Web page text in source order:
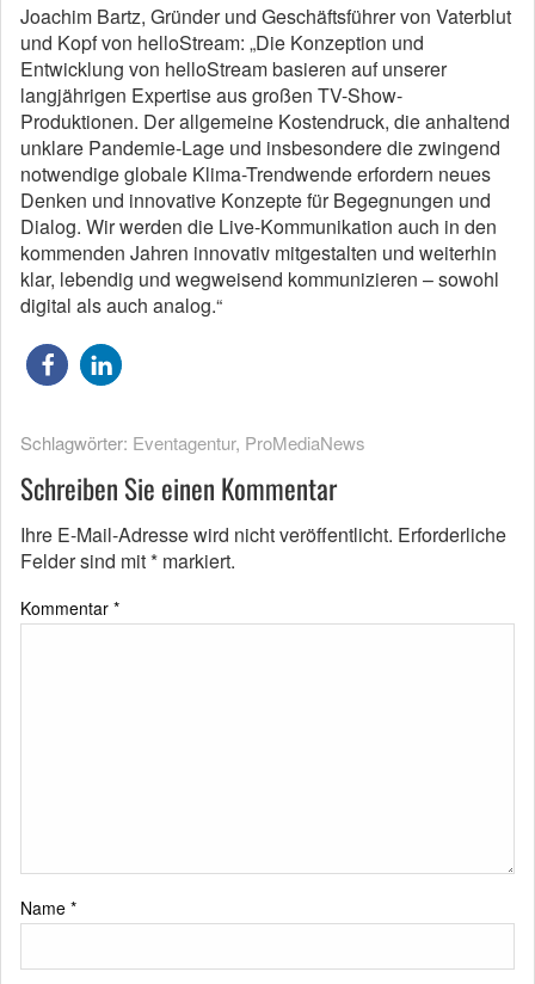
Joachim Bartz, Gründer und Geschäftsführer von Vaterblut
und Kopf von helloStream: „Die Konzeption und
Entwicklung von helloStream basieren auf unserer
langjährigen Expertise aus großen TV-Show-
Produktionen. Der allgemeine Kostendruck, die anhaltend
unklare Pandemie-Lage und insbesondere die zwingend
notwendige globale Klima-Trendwende erfordern neues
Denken und innovative Konzepte für Begegnungen und
Dialog. Wir werden die Live-Kommunikation auch in den
kommenden Jahren innovativ mitgestalten und weiterhin
klar, lebendig und wegweisend kommunizieren – sowohl
digital als auch analog.“
Schlagwörter: Eventagentur, ProMediaNews
Schreiben Sie einen Kommentar
Ihre E-Mail-Adresse wird nicht veröffentlicht. Erforderliche
Felder sind mit* markiert.
Kommentar *
Name *